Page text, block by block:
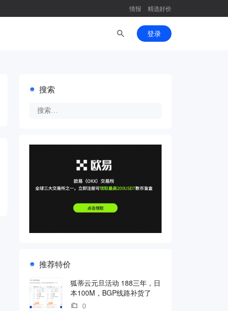
情报 精选好价
登录
搜索
推荐特价
狐蒂云元旦活动 188三年，日
本100M，BGP线路补货了
0